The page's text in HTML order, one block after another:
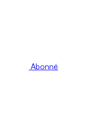
Abonné